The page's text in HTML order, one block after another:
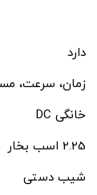
دارد
زمان، سرعت،
خانگی DC
2.25 اسب بخار
شیب دستی